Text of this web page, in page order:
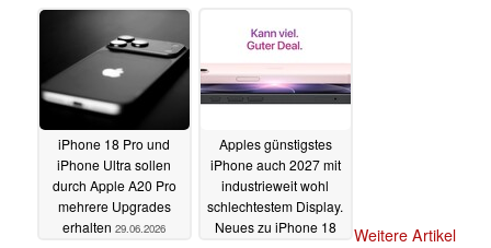
iPhone 18 Pro und
iPhone Ultra sollen
durch Apple A20 Pro
mehrere Upgrades
erhalten 29.06.2026
Apples günstigstes
iPhone auch 2027 mit
industrieweit wohl
schlechtestem Display.
Neues zu iPhone 18
Weitere Artikel